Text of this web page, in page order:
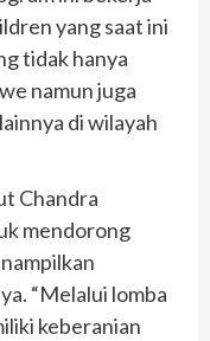
yang saat ini
tidak hanya
namun juga
di wilayah
Chandra
mendorong
“Melalui lomba
keberanian